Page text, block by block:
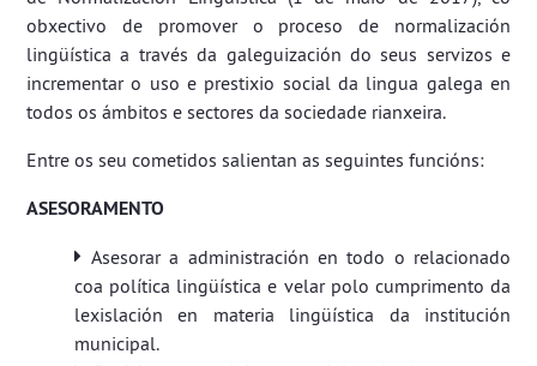
obxectivo de promover o proceso de normalización
lingüística a través da galeguización do seus servizos e
incrementar o uso e prestixio social da lingua galega en
todos os ámbitos e sectores da sociedade rianxeira.
Entre os seu cometidos salientan as seguintes funcións:
ASESORAMENTO
Asesorar a administración en todo o relacionado
coa política lingüística e velar polo cumprimento da
lexislación en materia lingüística da institución
municipal.